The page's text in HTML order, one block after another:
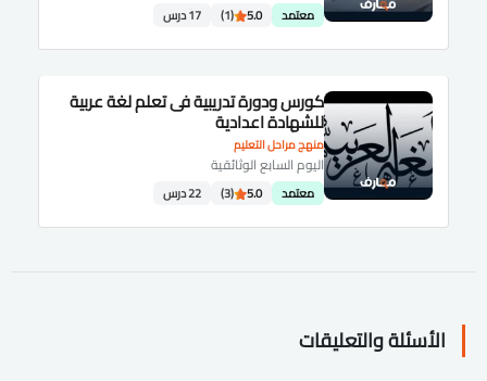
معتمد 5.0
(1) 17 درس
منهج مراحل التعليم
كورس ودورة تدريبية فى تعلم لغة عربية
للشهادة اعدادية
اليوم السابع الوثائقية
معتمد 5.0
(3) 22 درس
الأسئلة والتعليقات